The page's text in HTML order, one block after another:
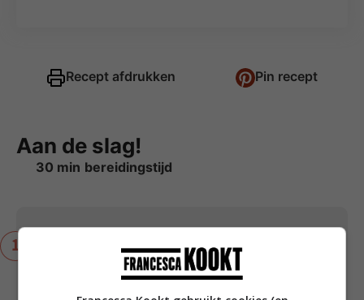
Recept afdrukken Pin recept
Aan de slag!
30 minuten
min
1 cm. Leg ze naast elkaar op een plank en kwast
in met een mengsel van 2 el bakolijfolie, gerookt
paprikapoeder, tijm en zout.